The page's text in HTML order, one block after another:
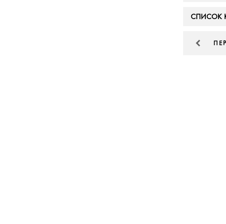
СПИСОК